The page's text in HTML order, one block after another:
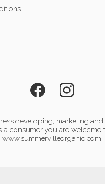
developing, marketing
a consumer you are welcome
www.summervilleorganic.com.